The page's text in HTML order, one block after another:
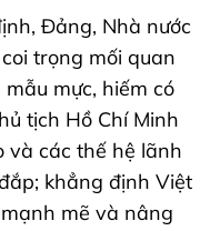
Đảng, Nhà nước
trọng mối quan
mực, hiếm có
tịch Hồ Chí Minh
và các thế hệ lãnh
khẳng định Việt
mẽ và nâng